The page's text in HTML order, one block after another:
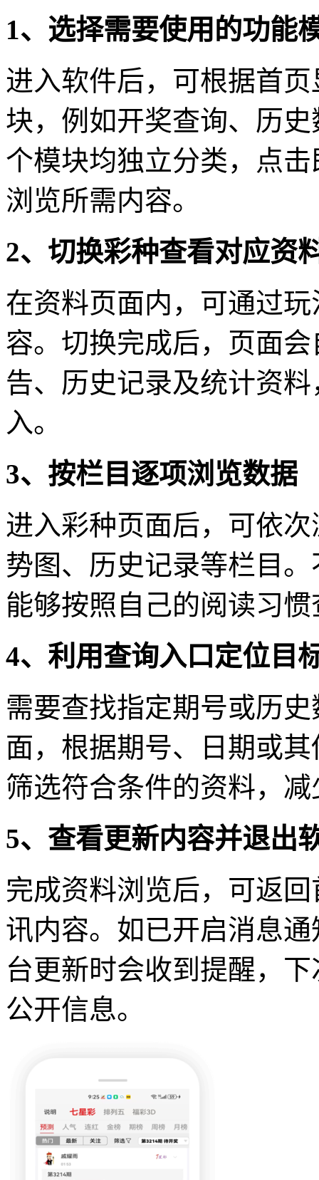
1、选择需要使用的功能
进入软件后，可根据首
块，例如开奖查询、历
个模块均独立分类，点
浏览所需内容。
2、切换彩种查看对应资
在资料页面内，可通过
容。切换完成后，页面
告、历史记录及统计资
入。
3、按栏目逐项浏览数据
进入彩种页面后，可依
势图、历史记录等栏目
能够按照自己的阅读习
4、利用查询入口定位目
需要查找指定期号或历
面，根据期号、日期或
筛选符合条件的资料，
5、查看更新内容并退出
完成资料浏览后，可返
讯内容。如已开启消息
台更新时会收到提醒，
公开信息。